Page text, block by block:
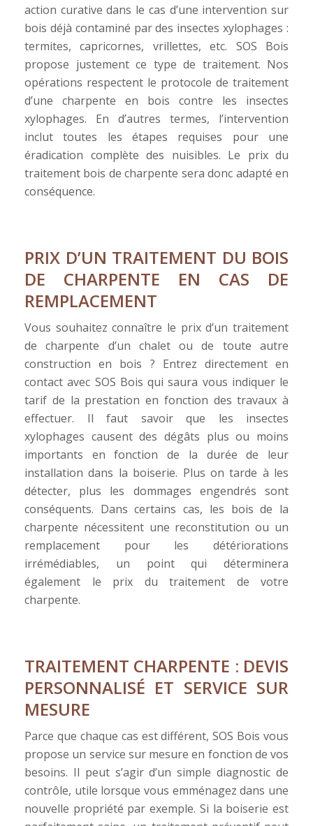
action curative dans le cas d’une intervention sur
bois déjà contaminé par des insectes xylophages :
termites, capricornes, vrillettes, etc. SOS Bois
propose justement ce type de traitement. Nos
opérations respectent le protocole de traitement
d’une charpente en bois contre les insectes
xylophages. En d’autres termes, l’intervention
inclut toutes les étapes requises pour une
éradication complète des nuisibles. Le prix du
traitement bois de charpente sera donc adapté en
conséquence.
PRIX D’UN TRAITEMENT DU BOIS
DE CHARPENTE EN CAS DE
REMPLACEMENT
Vous souhaitez connaître le prix d’un traitement
de charpente d’un chalet ou de toute autre
construction en bois ? Entrez directement en
contact avec SOS Bois qui saura vous indiquer le
tarif de la prestation en fonction des travaux à
effectuer. Il faut savoir que les insectes
xylophages causent des dégâts plus ou moins
importants en fonction de la durée de leur
installation dans la boiserie. Plus on tarde à les
détecter, plus les dommages engendrés sont
conséquents. Dans certains cas, les bois de la
charpente nécessitent une reconstitution ou un
remplacement pour les détériorations
irrémédiables, un point qui déterminera
également le prix du traitement de votre
charpente.
TRAITEMENT CHARPENTE : DEVIS
PERSONNALISÉ ET SERVICE SUR
MESURE
Parce que chaque cas est différent, SOS Bois vous
propose un service sur mesure en fonction de vos
besoins. Il peut s’agir d’un simple diagnostic de
contrôle, utile lorsque vous emménagez dans une
nouvelle propriété par exemple. Si la boiserie est